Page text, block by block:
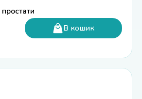
В кошик